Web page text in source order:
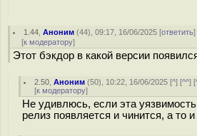
1.44 ,Аноним (44), 09:17, 16/06/2025 [ответить]
[к модератору]
Этот бэкдор в какой версии
2.50 ,Аноним (50), 10:22, 16/06/2025 [^] [^^] [
[к модератору]
Не удивлюсь, если эта
релиз появляется и чинится, а то и